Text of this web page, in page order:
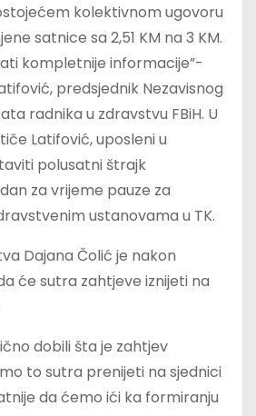
kolektivnom ugovoru
satnice sa 2,51 KM na 3 KM.
kompletnije informacije”-
predsjednik Nezavisnog
radnika u zdravstvu FBiH. U
Latifović, uposleni u
polusatni štrajk
za vrijeme pauze za
ustanovama u TK.
Dajana Čolić je nakon
će sutra zahtjeve iznijeti na
dobili šta je zahtjev
to sutra prenijeti na sjednici
da ćemo ići ka formiranju